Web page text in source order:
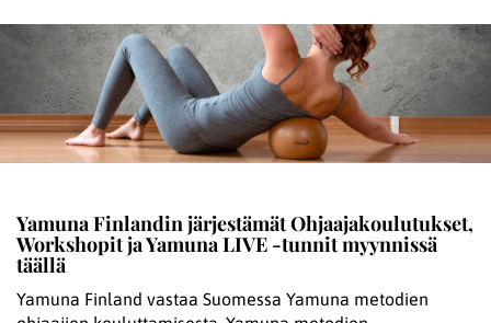
Yamuna Finlandin järjestämät Ohjaajakoulutukset,
Workshopit ja Yamuna LIVE -tunnit myynnissä
täällä
Yamuna Finland vastaa Suomessa Yamuna metodien